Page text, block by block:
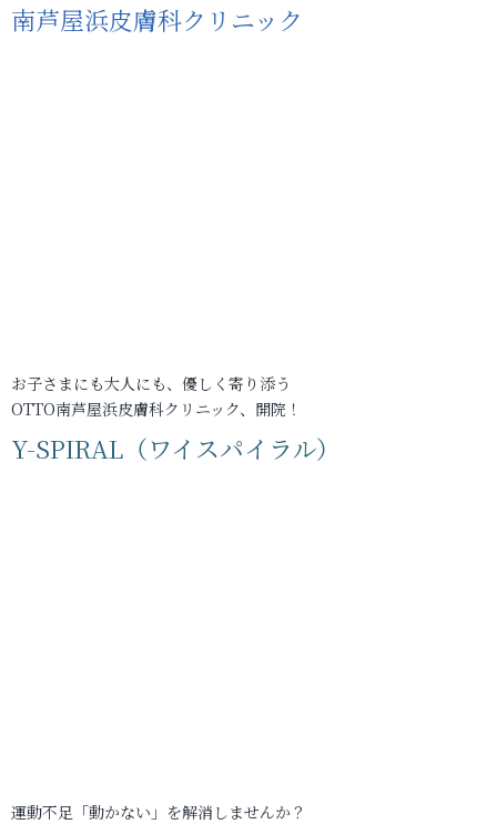
南芦屋浜皮膚科クリニック
お子さまにも大人にも、優しく寄り添う
OTTO南芦屋浜皮膚科クリニック、開院！
Y-SPIRAL（ワイスパイラル）
運動不足「動かない」を解消しませんか？